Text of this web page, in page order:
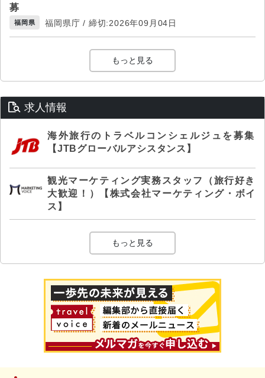
募
福岡県 福岡県庁 / 締切:2026年09月04日
もっと見る
求人情報
海外旅行のトラベルコンシェルジュを募集
【JTBグローバルアシスタンス】
観光マーケティング実務スタッフ（旅行好き
大歓迎！）【株式会社マーケティング・ボイ
ス】
もっと見る